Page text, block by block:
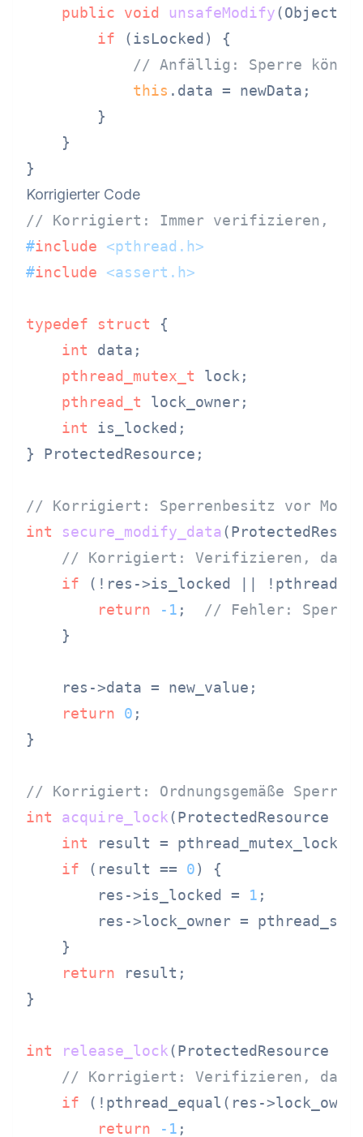
public
void unsafeModify(Object
if (isLocked) {
// Anfällig: Sperre könnte
this .data = newData;
        }
    }
Korrigierter Code
// Korrigiert: Immer verifizieren,
#include
<pthread.h>
#include <assert.h>
typedef struct {
int data;
pthread_mutex_t lock;
pthread_t lock_owner;
int is_locked;
} ProtectedResource;
// Korrigiert: Sperrenbesitz vor
int
secure_modify_data
// Korrigiert: Verifizieren, dass
if (!res->is_locked ||
return
-1 ; // Fehler: Sperre
    }
    res->data = new_value;
return
0 ;
}
// Korrigiert: Ordnungsgemäße
int
acquire_lock(ProtectedResource
int result =
if (result == 0) {
        res->is_locked =
1 ;
res->lock_owner =
    }
return result;
}
int release_lock(ProtectedResource
// Korrigiert: Verifizieren, dass
if (!pthread_equal(res-
return
-1 ;